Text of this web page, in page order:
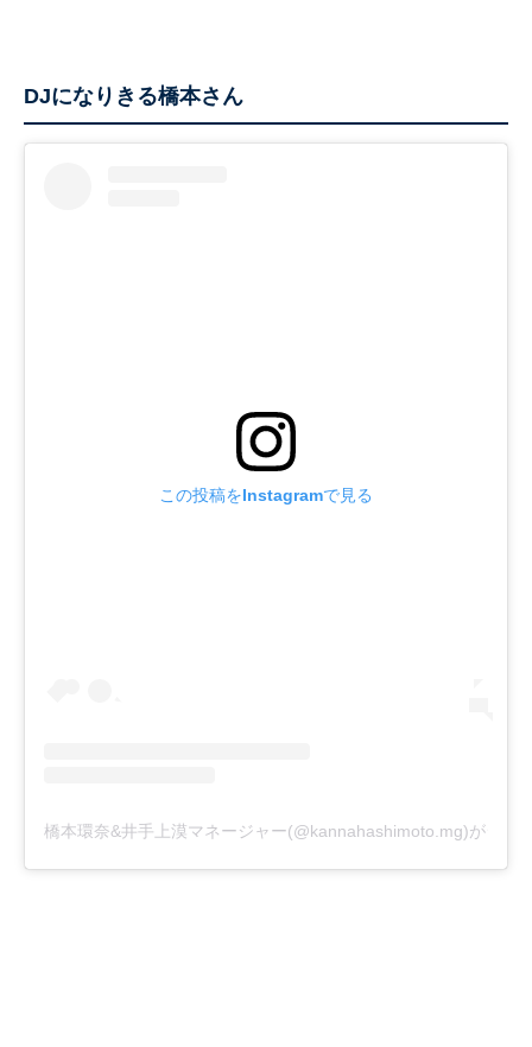
DJになりきる橋本さん
この投稿をInstagramで見る
橋本環奈&井手上漠マネージャー(@kannahashimoto.mg)がシェ